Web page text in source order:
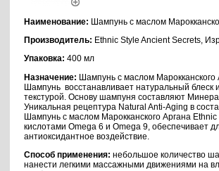
Наименование: Шампунь с маслом
Производитель: Ethnic Style Ancient Secrets,
Упаковка: 400 мл
Назначение: Шампунь с маслом Марокканского
Шампунь восстанавливает натуральный
текстурой. Основу шампуня составляют
Уникальная рецептура Natural Anti-Aging в
Шампунь с маслом Марокканского Аргана
кислотами Omega 6 и Omega 9, обеспечивает
антиоксидантное воздействие.
Способ применения: небольшое количество
нанести легкими массажными движениями на